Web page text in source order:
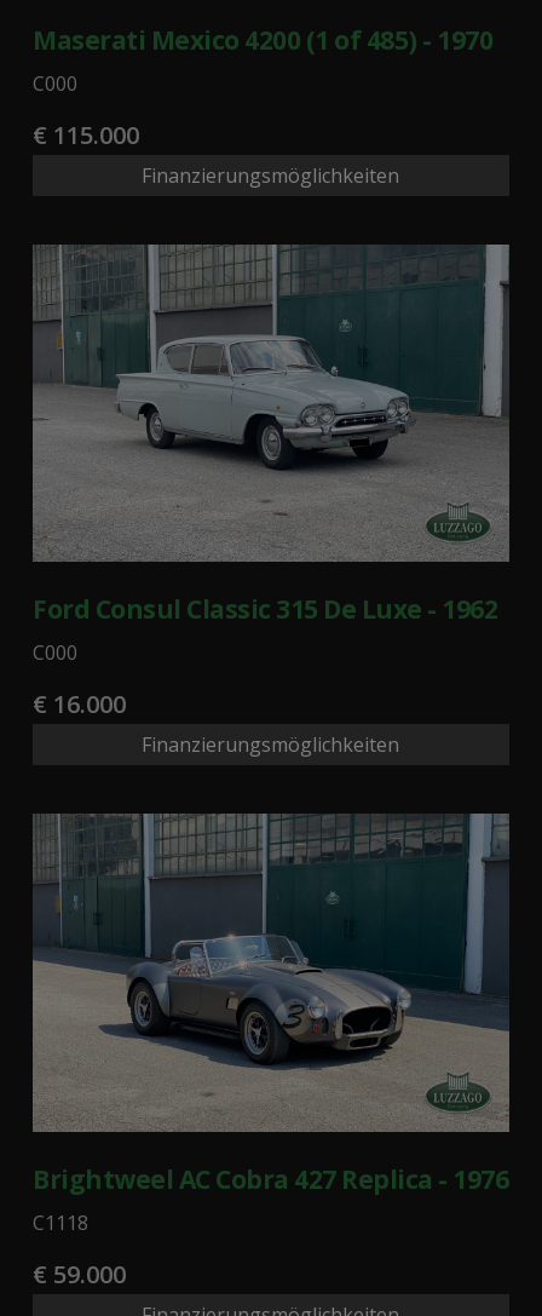
Maserati Mexico 4200 (1 of 485) - 1970
C000
€ 115.000
Finanzierungsmöglichkeiten
Ford Consul Classic 315 De Luxe - 1962
C000
€ 16.000
Finanzierungsmöglichkeiten
Brightweel AC Cobra 427 Replica - 1976
C1118
€ 59.000